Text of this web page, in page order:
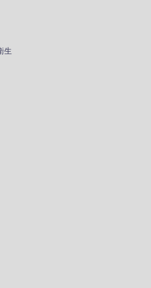
生